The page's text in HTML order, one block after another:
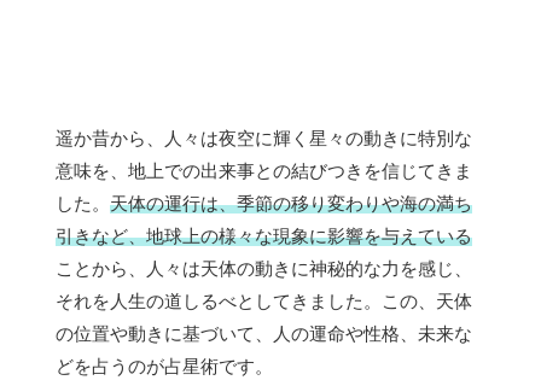
遥か昔から、人々は夜空に輝く星々の動きに特別な
意味を、地上での出来事との結びつきを信じてきま
した。 天体の運行は、季節の移り変わりや海の満ち
引きなど、地球上の様々な現象に影響を与えている
ことから、人々は天体の動きに神秘的な力を感じ、
それを人生の道しるべとしてきました。この、天体
の位置や動きに基づいて、人の運命や性格、未来な
どを占うのが占星術です。